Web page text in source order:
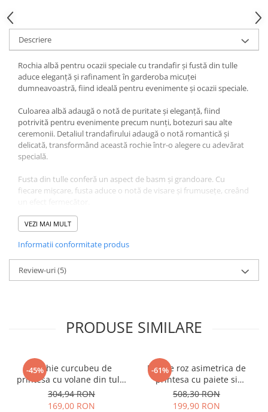
Descriere
Rochia albă pentru ocazii speciale cu trandafir și fustă din tulle
aduce eleganță și rafinament în garderoba micuței
dumneavoastră, fiind ideală pentru evenimente și ocazii speciale.
Culoarea albă adaugă o notă de puritate și eleganță, fiind
potrivită pentru evenimente precum nunți, botezuri sau alte
ceremonii. Detaliul trandafirului adaugă o notă romantică și
delicată, transformând această rochie într-o alegere cu adevărat
specială.
Fusta din tulle conferă un aspect de basm și grandoare. Cu
fiecare mișcare, fusta aduce o notă de visare și frumusețe, creând
Această rochie albă pentru ocazii speciale cu trandafir și fustă din
dumneavoastră să strălucească în momentele importante.
Indiferent de eveniment, micuța dumneavoastră va emană
eleganță și stil în această ținută plină de grație și farmec.
VEZI MAI MULT
Informatii conformitate produs
Review-uri(5)
PRODUSE SIMILARE
-45%
Rochie curcubeu de
printesa cu volane din tulle
si sectiuni transparente
304,94 RON
169,00 RON
-61%
Rochie roz asimetrica de
printesa cu paiete si
maneca scurta
508,30 RON
199,90 RON